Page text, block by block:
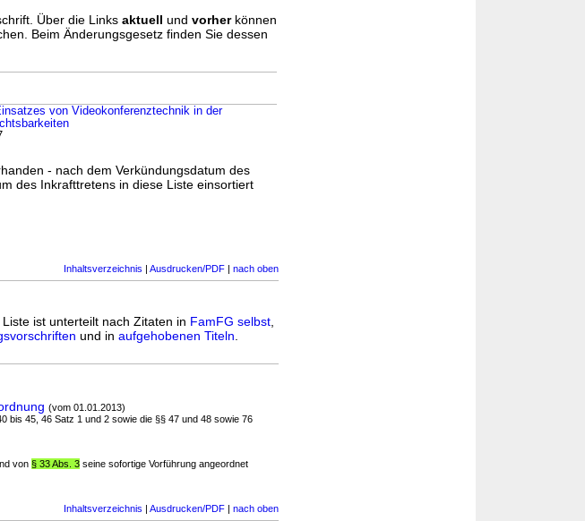
Über die Links aktuell und vorherkönnen
Beim Änderungsgesetz finden Sie dessen
von Videokonferenztechnik in der
- nach dem Verkündungsdatum des
des Inkrafttretens in diese Liste einsortiert
Inhaltsverzeichnis | Ausdrucken/PDF | nach oben
ist unterteilt nach Zitaten in FamFG selbst
und in aufgehobenen Titeln
(vom 01.01.2013)
bis 45, 46 Satz 1 und 2 sowie die §§ 47 und 48 sowie 76
von § 33 Abs. 3 seine sofortige Vorführung angeordnet
Inhaltsverzeichnis | Ausdrucken/PDF | nach oben